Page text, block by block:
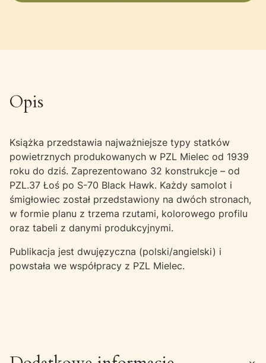
Opis
Książka przedstawia najważniejsze typy statków
powietrznych produkowanych w PZL Mielec od 1939
roku do dziś. Zaprezentowano 32 konstrukcje – od
PZL.37 Łoś po S-70 Black Hawk. Każdy samolot i
śmigłowiec został przedstawiony na dwóch stronach,
w formie planu z trzema rzutami, kolorowego profilu
oraz tabeli z danymi produkcyjnymi.
Publikacja jest dwujęzyczna (polski/angielski) i
powstała we współpracy z PZL Mielec.